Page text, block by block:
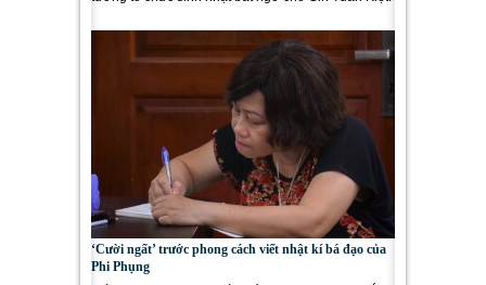
‘Cười ngất’ trước phong cách viết nhật kí bá đạo của
Phi Phụng